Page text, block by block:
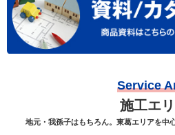
Service
施工エ
地元・我孫子はもちろん。東葛エリアを中